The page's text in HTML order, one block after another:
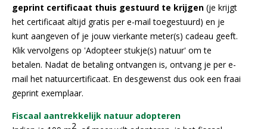
geprint certificaat thuis gestuurd te krijgen (je krijgt
het certificaat altijd gratis per e-mail toegestuurd) en je
kunt aangeven of je jouw vierkante meter(s) cadeau geeft.
Klik vervolgens op 'Adopteer stukje(s) natuur' om te
betalen. Nadat de betaling ontvangen is, ontvang je per e-
mail het natuurcertificaat. En desgewenst dus ook een fraai
geprint exemplaar.
Fiscaal aantrekkelijk natuur adopteren
2